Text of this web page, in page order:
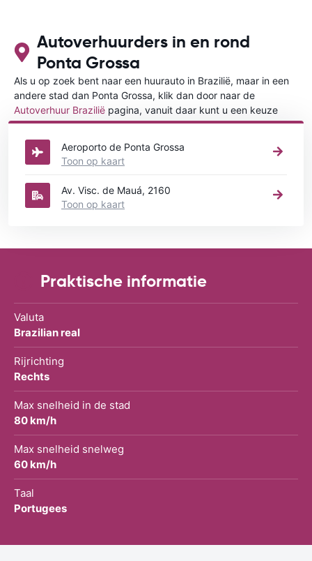
Autoverhuurders in en rond
Ponta Grossa
Als u op zoek bent naar een huurauto in Brazilië, maar in een
andere stad dan Ponta Grossa, klik dan door naar de
Autoverhuur Brazilië pagina, vanuit daar kunt u een keuze
maken in welke stad in Brazilië u een auto huren wilt.
Aeroporto de Ponta Grossa
Toon op kaart
Av. Visc. de Mauá, 2160
Toon op kaart
Praktische informatie
Valuta
Brazilian real
Rijrichting
Rechts
Max snelheid in de stad
80 km/h
Max snelheid snelweg
60 km/h
Taal
Portugees